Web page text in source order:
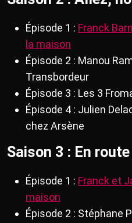
Épisode 1 : Franck
la maison
Épisode 2 : Manou
Transbordeur
Épisode 3 : Les 3
Épisode 4 : Julien
chez Arsène
Saison 3 : En
Épisode 1 : Franck et
maison
Épisode 2 : Stéphane